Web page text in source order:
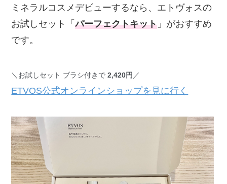
ミネラルコスメデビューするなら、エトヴォスの
お試しセット「パーフェクトキット 」がおすすめ
です。
＼お試しセット ブラシ付きで2,420円 ／
ETVOS公式オンラインショップを見に行く